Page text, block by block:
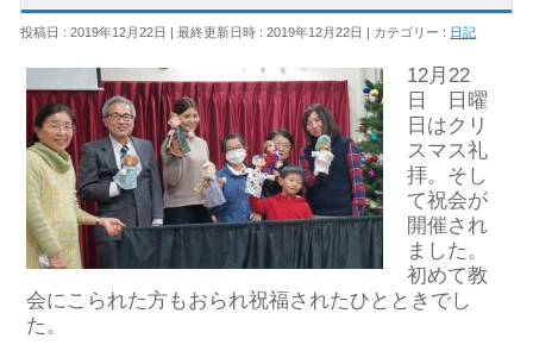
投稿日 : 2019年12月22日 最終更新日時 : 2019年12月22日 カテゴリー : 日記
12月22
日 日曜
日はクリ
スマス礼
拝。そし
て祝会が
開催され
ました。
初めて教
会にこられた方もおられ祝福されたひとときでし
た。